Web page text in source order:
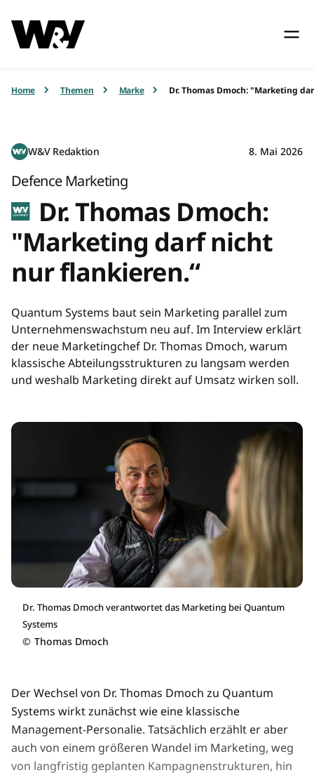
Home Themen Marke Dr. Thomas Dmoch: "Marketing
W&V Redaktion 8. Mai 2026
Defence Marketing
Dr. Thomas Dmoch:
"Marketing darf nicht
nur flankieren.“
Quantum Systems baut sein Marketing parallel zum
Unternehmenswachstum neu auf. Im Interview erklärt
der neue Marketingchef Dr. Thomas Dmoch, warum
klassische Abteilungsstrukturen zu langsam werden
und weshalb Marketing direkt auf Umsatz wirken soll.
Dr. Thomas Dmoch verantwortet das Marketing bei Quantum
Systems
© Thomas Dmoch
Der Wechsel von Dr. Thomas Dmoch zu Quantum
Systems wirkt zunächst wie eine klassische
Management-Personalie. Tatsächlich erzählt er aber
auch von einem größeren Wandel im Marketing, weg
von langfristig geplanten Kampagnenstrukturen, hin